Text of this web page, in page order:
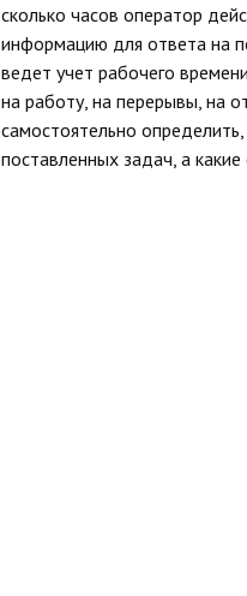
сколько часов оператор
информацию для ответа на
ведет учет рабочего
на работу, на перерывы, на
самостоятельно
поставленных задач, а